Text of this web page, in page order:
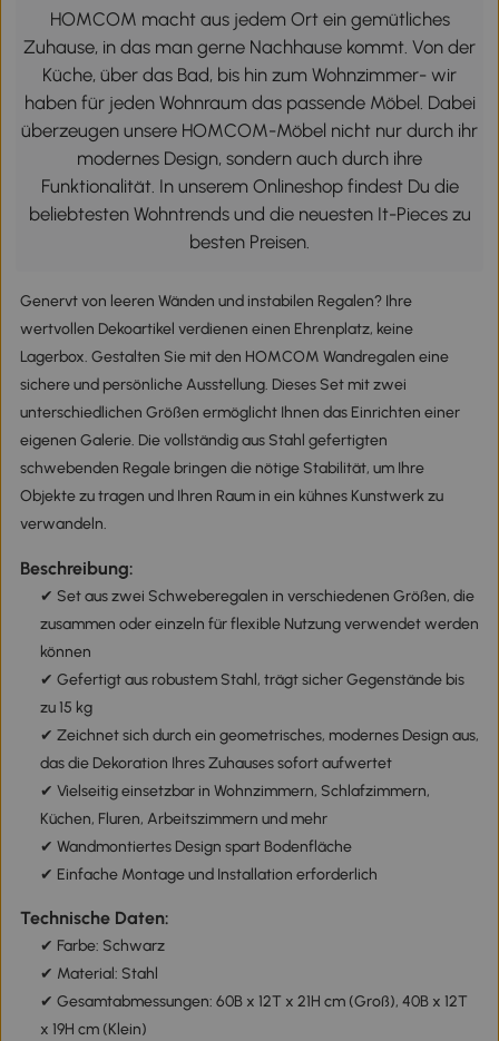
HOMCOM macht aus jedem Ort ein gemütliches
Zuhause, in das man gerne Nachhause kommt. Von der
Küche, über das Bad, bis hin zum Wohnzimmer- wir
haben für jeden Wohnraum das passende Möbel. Dabei
überzeugen unsere HOMCOM-Möbel nicht nur durch ihr
modernes Design, sondern auch durch ihre
Funktionalität. In unserem Onlineshop findest Du die
beliebtesten Wohntrends und die neuesten It-Pieces zu
besten Preisen.
Genervt von leeren Wänden und instabilen Regalen? Ihre
wertvollen Dekoartikel verdienen einen Ehrenplatz, keine
Lagerbox. Gestalten Sie mit den HOMCOM Wandregalen eine
sichere und persönliche Ausstellung. Dieses Set mit zwei
unterschiedlichen Größen ermöglicht Ihnen das Einrichten einer
eigenen Galerie. Die vollständig aus Stahl gefertigten
schwebenden Regale bringen die nötige Stabilität, um Ihre
Objekte zu tragen und Ihren Raum in ein kühnes Kunstwerk zu
verwandeln.
Beschreibung:
✔ Set aus zwei Schweberegalen in verschiedenen Größen, die
zusammen oder einzeln für flexible Nutzung verwendet werden
können
✔ Gefertigt aus robustem Stahl, trägt sicher Gegenstände bis
zu 15 kg
✔ Zeichnet sich durch ein geometrisches, modernes Design aus,
das die Dekoration Ihres Zuhauses sofort aufwertet
✔ Vielseitig einsetzbar in Wohnzimmern, Schlafzimmern,
Küchen, Fluren, Arbeitszimmern und mehr
✔ Wandmontiertes Design spart Bodenfläche
✔ Einfache Montage und Installation erforderlich
Technische Daten:
✔ Farbe: Schwarz
✔ Material: Stahl
✔ Gesamtabmessungen: 60B x 12T x 21H cm (Groß), 40B x 12T
x 19H cm (Klein)